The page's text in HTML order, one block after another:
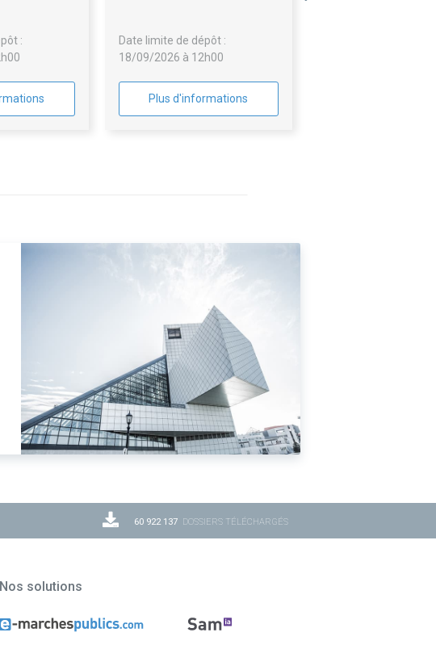
LA SA LES
:
Date limite de dépôt :
18/09/2026 à 12h00
Plus d'informations
60 922 137 DOSSIERS TÉLÉCHARGÉS
Nos solutions